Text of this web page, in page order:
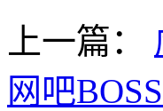
上一篇：
网吧